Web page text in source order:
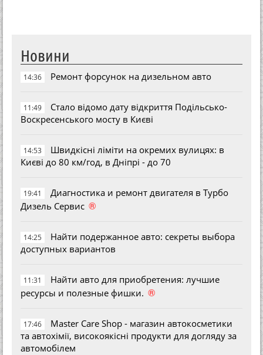
Новини
14:36 Ремонт форсунок на дизельном авто
11:49
Стало відомо дату відкриття Подільсько-
Воскресенського мосту в Києві
14:53
Швидкісні ліміти на окремих вулицях: в
Києві до 80 км/год, в Дніпрі - до 70
19:41
Диагностика и ремонт двигателя в Турбо
Дизель Сервис ®
14:25
Найти подержанное авто: секреты выбора
доступных вариантов
11:31
Найти авто для приобретения: лучшие
ресурсы и полезные фишки. ®
17:46
Master Care Shop - магазин автокосметики
та автохімії, високоякісні продукти для догляду за
автомобілем